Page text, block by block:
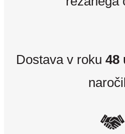
Dostava v roku 48